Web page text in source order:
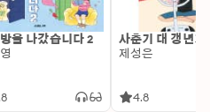
을 나갔습니다 2
사춘기 대 갱년기
제성은
4.8